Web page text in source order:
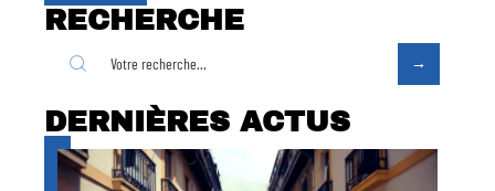
RECHERCHE
DERNIÈRES ACTUS